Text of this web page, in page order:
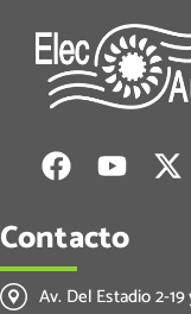
Contacto
Av. Del Estadio 2-